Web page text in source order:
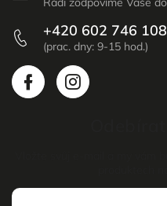
+420 602 746 108